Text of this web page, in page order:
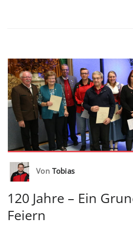
Von Tobias
120 Jahre – Ein
Feiern